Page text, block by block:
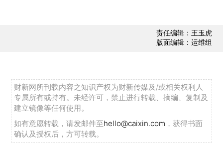
责任编辑：王玉虎
版面编辑：运维组
财新网所刊载内容之知识产权为财新传媒及/或相关权利人
专属所有或持有。未经许可，禁止进行转载、摘编、复制及
建立镜像等任何使用。
如有意愿转载，请发邮件至hello@caixin.com ，获得书面
确认及授权后，方可转载。